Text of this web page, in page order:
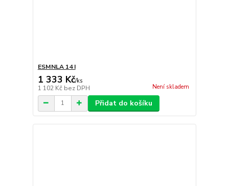
ESMNLA 14 I
1 333 Kč/ks
1 102 Kč bez DPH Není skladem
Přidat do košíku